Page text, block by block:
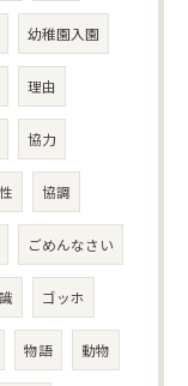
幼稚園入園
理由
協力
協調
ごめんなさい
ゴッホ
物語 動物